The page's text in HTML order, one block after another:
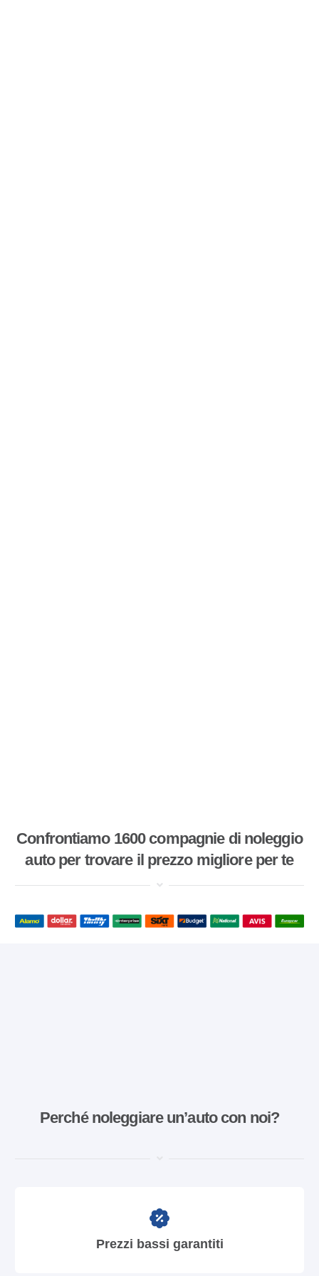
Confrontiamo 1600 compagnie di noleggio
auto per trovare il prezzo migliore per te
Perché noleggiare un’auto con noi?
Prezzi bassi garantiti